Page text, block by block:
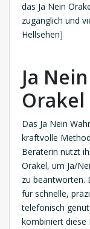
das Ja Nein
zugänglich und
Hellsehen]
Ja
Orakel
Das Ja Nein
kraftvolle
Beraterin nutzt
Orakel, um Ja/
zu beantworten.
für schnelle,
telefonisch
kombiniert diese